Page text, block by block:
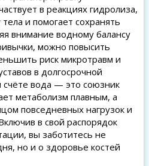
в реакциях гидролиза,
и помогает сохранять
внимание водному балансу
можно повысить
риск микротравм и
в долгосрочной
счёте вода — это союзник
метаболизм плавным, а
повседневных нагрузок и
в свой распорядок
вы заботитесь не
но и о здоровье костей